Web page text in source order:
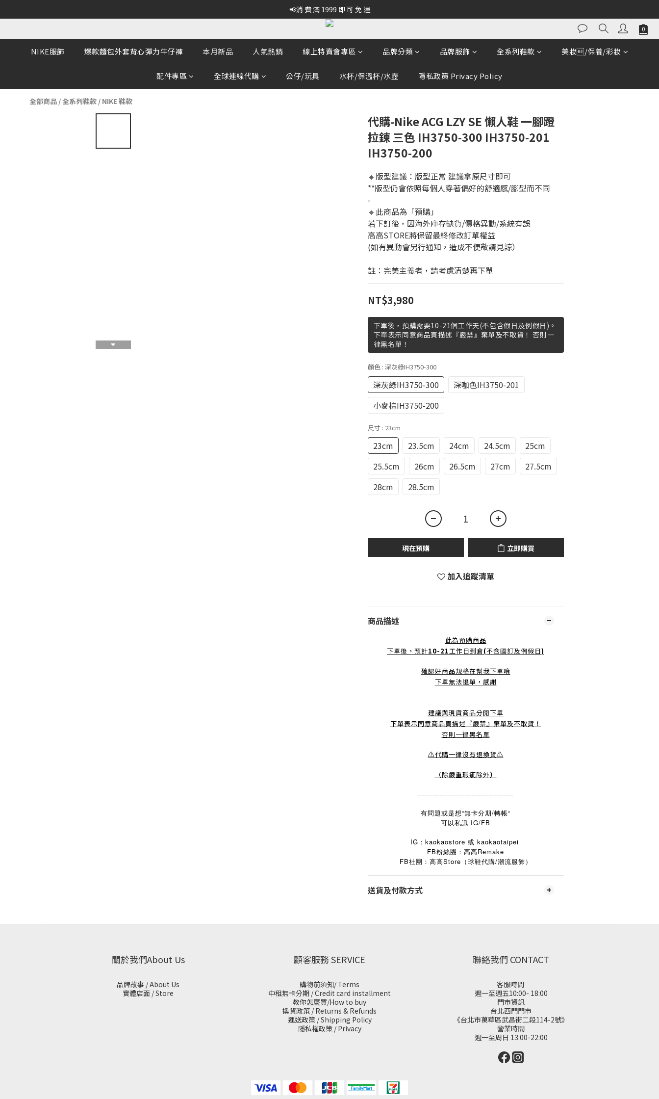
📢消 費 滿 1999 即 可 免 運
NIKE服飾 爆款麵包外套背心彈力牛仔褲 本月新品 人氣熱銷 線上特賣會專區 品牌分類 品牌服飾 全系列鞋款 美妝/保養/彩妝
配件專區 全球連線代購 公仔/玩具 水杯/保溫杯/水壺 隱私政策 Privacy Policy
全部商品 /全系列鞋款 / NIKE 鞋款
代購-Nike ACG LZY SE 懶人鞋 一腳蹬
拉鍊 三色 IH3750-300 IH3750-201
IH3750-200
🔸版型建議：版型正常 建議拿原尺寸即可
**版型仍會依照每個人穿著偏好的舒適感/腳型而不同
-
🔸此商品為「預購」
若下訂後，因海外庫存缺貨/價格異動/系統有誤
高高STORE將保留最終修改訂單權益
(如有異動會另行通知，造成不便敬請見諒）
註：完美主義者，請考慮清楚再下單
NT$3,980
下單後，預購需要10-21個工作天(不包含假日及例假日)。
下單表示同意商品頁描述『嚴禁』棄單及不取貨！ 否則一
律黑名單！
顏色 : 深灰綠IH3750-300
深灰綠IH3750-300
深咖色IH3750-201
小麥棕IH3750-200
尺寸 : 23cm
23cm 23.5cm 24cm 24.5cm
25cm
25.5cm
26cm 26.5cm 27cm
27.5cm
28cm
28.5cm
現在預購 立即購買
加入追蹤清單
商品描述
此為預購商品
下單後，預計10-21工作日到倉(不含國訂及例假日)
確認好商品規格在幫我下單唷
下單無法退單，感謝
建議與現貨商品分開下單
下單表示同意商品頁描述『嚴禁』棄單及不取貨！
否則一律黑名單
⚠️代購一律沒有退換貨⚠️
（除嚴重瑕疵除外）
---------------------------------------
有問題或是想“無卡分期/轉帳“
可以私訊 IG/FB
IG：kaokaostore 或 kaokaotaipei
FB粉絲團：高高Remake
FB社團：高高Store （球鞋代購/潮流服飾）
送貨及付款方式
立即購買
關於我們About Us
品牌故事 / About Us
實體店面 / Store
顧客服務 SERVICE
購物前須知/ Terms
中租無卡分期 / Credit card installment
教你怎麼買/How to buy
換貨政策 / Returns & Refunds
運送政策 / Shipping Policy
隱私權政策 / Privacy
聯絡我們 CONTACT
客服時間
週一至週五10:00- 18:00
門市資訊
台北西門門市
《台北市萬華區武昌街二段114-2號》
營業時間
週一至周日 13:00-22:00